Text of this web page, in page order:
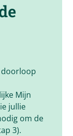
doorloop
Mijn
jullie
om de
3).